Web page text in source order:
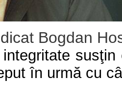
Bogdan
în urmă cu